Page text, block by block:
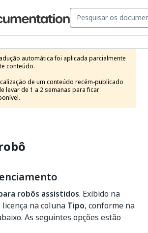
automática foi aplicada parcialmente
conteúdo.
de um conteúdo recém-publicado
levar de 1 a 2 semanas para ficar
robôs assistidos. Exibido na
na coluna Tipo, conforme na
As seguintes opções estão